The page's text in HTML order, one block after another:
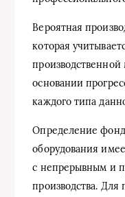
Вероятная
которая
основании
каждого типа
Определение
оборудования
с непрерывным и
производства.